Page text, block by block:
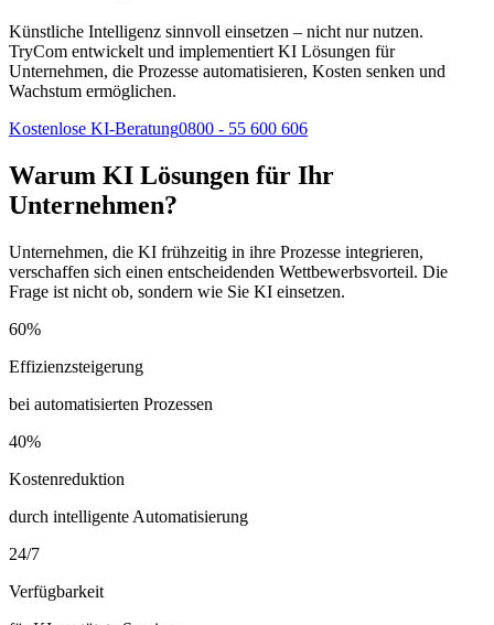
Künstliche Intelligenz sinnvoll einsetzen – nicht nur nutzen.
TryCom entwickelt und implementiert KI Lösungen für
Unternehmen, die Prozesse automatisieren, Kosten senken und
Wachstum ermöglichen.
Kostenlose KI-Beratung0800 - 55 600 606
Warum KI Lösungen für Ihr
Unternehmen?
Unternehmen, die KI frühzeitig in ihre Prozesse integrieren,
verschaffen sich einen entscheidenden Wettbewerbsvorteil. Die
Frage ist nicht ob, sondern wie Sie KI einsetzen.
60%
Effizienzsteigerung
bei automatisierten Prozessen
40%
Kostenreduktion
durch intelligente Automatisierung
24/7
Verfügbarkeit